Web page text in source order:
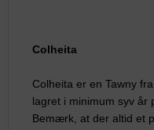
Colheita
Colheita er en Tawny
lagret i minimum syv år
Bemærk, at der altid et